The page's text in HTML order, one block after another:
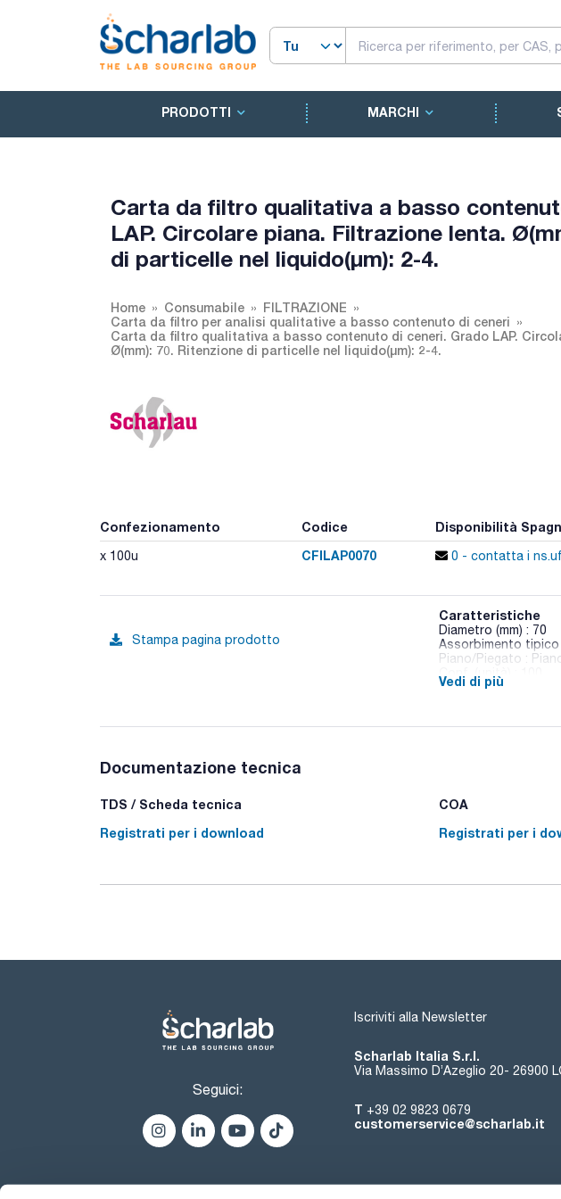
PRODOTTI MARCHI
Carta da filtro qualitativa a basso
LAP. Circolare piana. Filtrazione lenta.
di particelle nel liquido(µm): 2-4.
Home Consumabile
FILTRAZIONE
Carta da filtro per analisi qualitative a basso contenuto di ceneri
Carta da filtro qualitativa a basso contenuto di ceneri. Grado LAP.
Ø(mm): 70. Ritenzione di particelle nel liquido(µm): 2-4.
Confezionamento Codice Disponibilità
x 100u CFILAP0070 0 - contatta i
Stampa pagina prodotto
Caratteristiche
Diametro (mm) : 70
Assorbimento tipico
Piano/Piegato :
Vedi di più
Documentazione tecnica
TDS / Scheda tecnica
Registrati per i download
COA
Registrati per i
Seguici:
Iscriviti alla Newsletter
Scharlab Italia S.r.l.
Via Massimo D’Azeglio 20- 26900
T +39 02 9823 0679
customerservice@scharlab.it